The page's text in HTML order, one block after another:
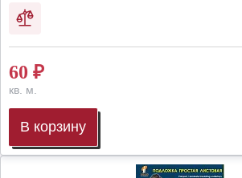
60 ₽
кв. м.
В корзину